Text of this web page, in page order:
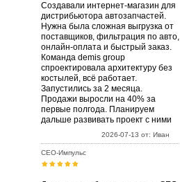
Создавали интернет-магазин для
дистрибьютора автозапчастей.
Нужна была сложная выгрузка от
поставщиков, фильтрация по авто,
онлайн-оплата и быстрый заказ.
Команда demis group
спроектировала архитектуру без
костылей, всё работает.
Запустились за 2 месяца.
Продажи выросли на 40% за
первые полгода. Планируем
дальше развивать проект с ними
2026-07-13 от: Иван
СЕО-Импульс